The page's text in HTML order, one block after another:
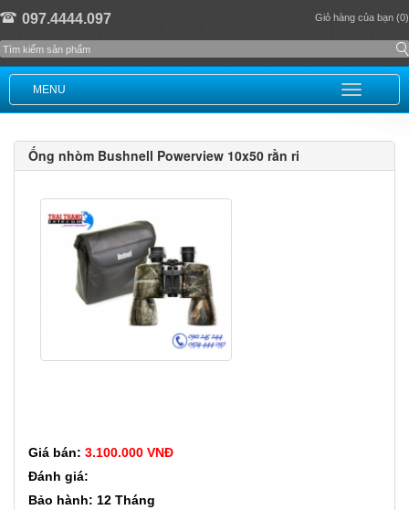
097.4444.097 Giỏ hàng của bạn (0)
MENU
Ống nhòm Bushnell Powerview 10x50 rằn ri
Giá bán: 3.100.000 VNĐ
Đánh giá:
Bảo hành: 12 Tháng